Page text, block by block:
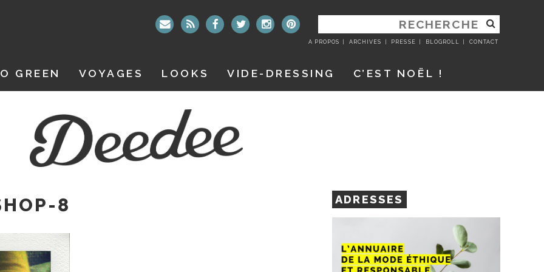
RECHERCHER
:
A PROPOS ARCHIVES PRESSE BLOGROLL CONTACT
GREEN VOYAGES LOOKS VIDE-DRESSING C’EST NOËL !
8 ADRESSES